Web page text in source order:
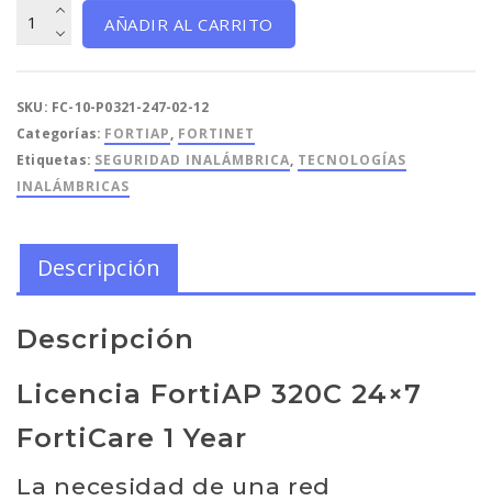
Licencia
FortiAp
FortiCare
1
Year
cantidad
AÑADIR AL CARRITO
SKU: FC-10-P0321-247-02-12
Categorías: FORTIAP, FORTINET
Etiquetas: SEGURIDAD INALÁMBRICA, TECNOLOGÍAS
INALÁMBRICAS
Descripción
Descripción
Licencia FortiAP 320C 24×7
FortiCare 1 Year
La necesidad de una red